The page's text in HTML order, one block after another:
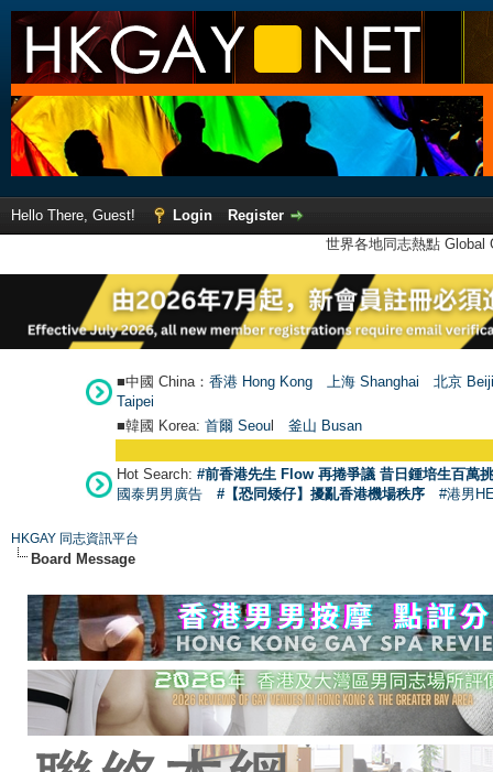
Hello There, Guest! Login
Register
世界各地同志熱點
■中國 China： 香港 Hong Kong 上海 Shanghai
北京
Taipei
■韓國 Korea: 首爾 Seoul 釜山 Busan
Hot Search: #前香港先生 Flow 再捲爭議 昔日鍾培生百萬
國泰男男廣告
#【恐同矮仔】擾亂香港機場秩序 #港男
HKGAY 同志資訊平台
Board Message